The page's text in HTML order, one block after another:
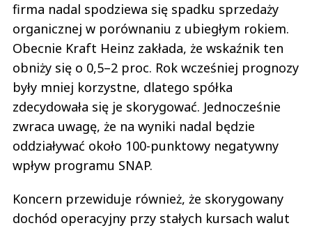
firma nadal spodziewa się spadku sprzedaży
organicznej w porównaniu z ubiegłym rokiem.
Obecnie Kraft Heinz zakłada, że wskaźnik ten
obniży się o 0,5–2 proc. Rok wcześniej prognozy
były mniej korzystne, dlatego spółka
zdecydowała się je skorygować. Jednocześnie
zwraca uwagę, że na wyniki nadal będzie
oddziaływać około 100-punktowy negatywny
wpływ programu SNAP.
Koncern przewiduje również, że skorygowany
dochód operacyjny przy stałych kursach walut